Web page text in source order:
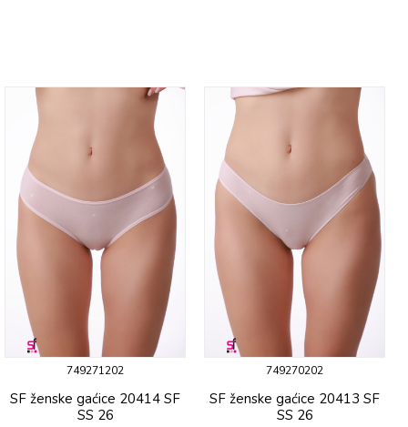
749271202
SF ženske gaćicе 20414 SF
SS 26
749270202
SF ženske gaćicе 20413 SF
SS 26